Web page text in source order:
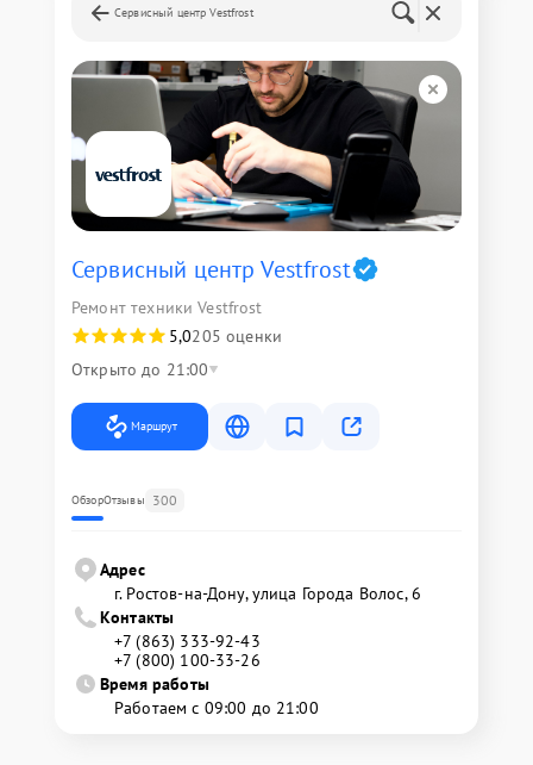
Сервисный центр Vestfrost
Сервисный центр Vestfrost
Ремонт техники Vestfrost
5,0205 оценки
Открыто до 21:00
Маршрут
ОбзорОтзывы 300
Адрес
г. Ростов-на-Дону, улица Города Волос, 6
Контакты
+7 (863) 333-92-43
+7 (800) 100-33-26
Время работы
Работаем с 09:00 до 21:00